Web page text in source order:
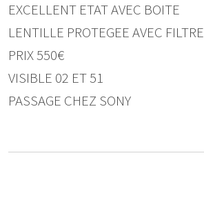
EXCELLENT ETAT AVEC BOITE
LENTILLE PROTEGEE AVEC FILTRE
PRIX 550€
VISIBLE 02 ET 51
PASSAGE CHEZ SONY